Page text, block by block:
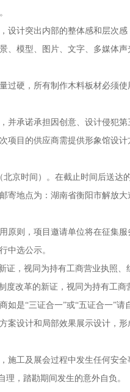
计突出内部的整体感和层次感
、模型、图片、文字、多媒体
硬，所有制作木料板材必须使
承诺承担因创意、设计侵犯第
目的供应商需提供形象馆设计
京时间）。在截止时间后送达
地点为：湖南省衡阳市解放大
则，项目邀请单位将在征集服
中选公示。
，视同为持有工商营业执照、
度改革的新证，视同为持有工
是“三证合一”或“五证合一”请
设计和局部效果展示设计，形
工及展会过程中发生任何安全
，踏勘期间发生的意外自负。